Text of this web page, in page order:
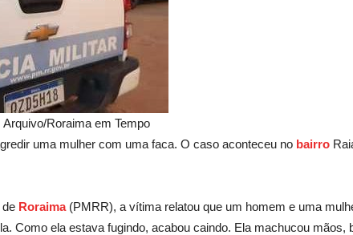
Roraima em Tempo
uma mulher com uma faca. O caso aconteceu no bairro
Roraima(PMRR), a vítima relatou que um homem e uma
Como ela estava fugindo, acabou caindo. Ela machucou mãos,